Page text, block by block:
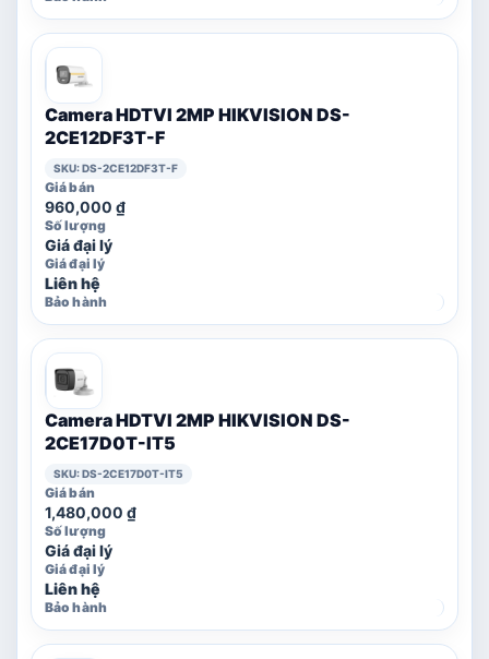
Camera HDTVI 2MP HIKVISION DS-
2CE12DF3T-F
SKU: DS-2CE12DF3T-F
960,000 ₫
Giá đại lý
Liên hệ
Camera HDTVI 2MP HIKVISION DS-
2CE17D0T-IT5
SKU: DS-2CE17D0T-IT5
1,480,000 ₫
Giá đại lý
Liên hệ